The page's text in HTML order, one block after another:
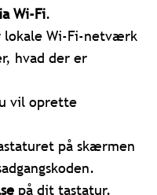
Wi-Fi.
Wi-Fi-netværk
hvad der er
vil oprette
på skærmen
på dit tastatur.